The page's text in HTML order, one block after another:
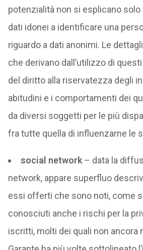
potenzialità non si esplicano
dati idonei a identificare una
riguardo a dati anonimi. Le
che derivano dall’utilizzo di
del diritto alla riservatezza degli
abitudini e i comportamenti dei
da diversi soggetti per le più
fra tutte quella di influenzarne le
social network– data la
network, appare superfluo
essi offerti che sono noti, come
conosciuti anche i rischi per la
iscritti, molti dei quali non ancora